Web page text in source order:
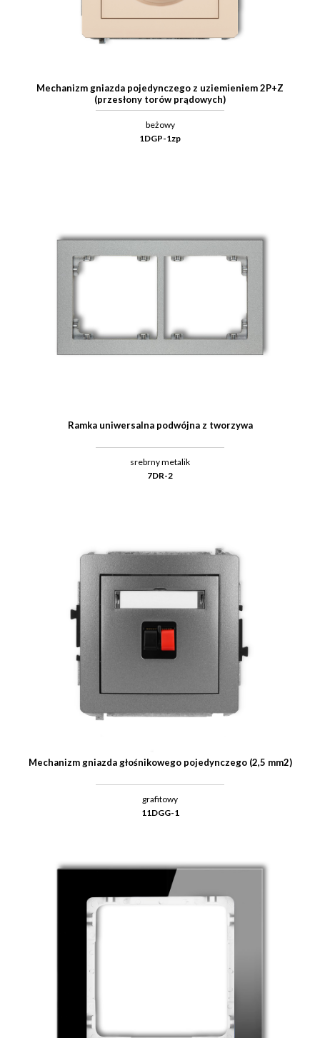
Mechanizm gniazda pojedynczego z uziemieniem 2P+Z
(przesłony torów prądowych)
beżowy
1DGP-1zp
Ramka uniwersalna podwójna z tworzywa
srebrny metalik
7DR-2
Mechanizm gniazda głośnikowego pojedynczego (2,5 mm2)
grafitowy
11DGG-1